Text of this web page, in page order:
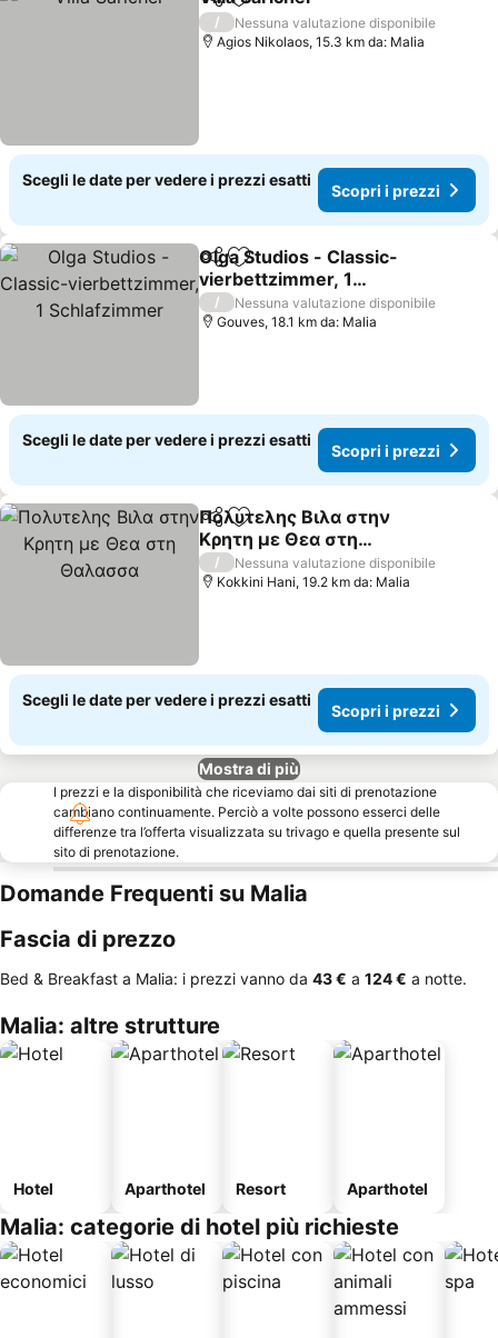
CondividiAggiungi ai preferiti
/
Nessuna valutazione disponibile
Agios Nikolaos, 15.3 km da: Malia
Scegli le date per vedere i prezzi esatti
Scopri i prezzi
CondividiAggiungi ai preferiti
Olga Studios - Classic-
vierbettzimmer, 1
Schlafzimmer
/
Nessuna valutazione disponibile
Gouves, 18.1 km da: Malia
Scegli le date per vedere i prezzi esatti
Scopri i prezzi
CondividiAggiungi ai preferiti
Πολυτελης Βιλα στην
Κρητη με Θεα στη
Θαλασσα
/
Nessuna valutazione disponibile
Kokkini Hani, 19.2 km da: Malia
Scegli le date per vedere i prezzi esatti
Scopri i prezzi
Mostra di più
I prezzi e la disponibilità che riceviamo dai siti di prenotazione
cambiano continuamente. Perciò a volte possono esserci delle
differenze tra l’offerta visualizzata su trivago e quella presente sul
sito di prenotazione.
Domande Frequenti su Malia
Fascia di prezzo
Bed & Breakfast a Malia: i prezzi vanno da ‎43 € a ‎124 € a notte.
Malia: altre strutture
Hotel Aparthotel Resort Aparthotel
Malia: categorie di hotel più richieste